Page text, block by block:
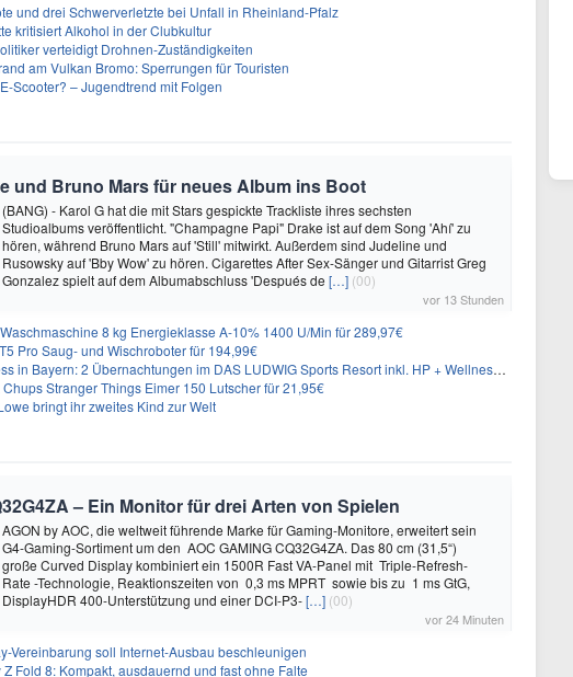
und drei Schwerverletzte bei Unfall in Rheinland-Pfalz
kritisiert Alkohol in der Clubkultur
verteidigt Drohnen-Zuständigkeiten
am Vulkan Bromo: Sperrungen für Touristen
Scooter? – Jugendtrend mit Folgen
und Bruno Mars für neues Album ins Boot
(BANG) - Karol G hat die mit Stars gespickte Trackliste ihres sechsten
Studioalbums veröffentlicht. "Champagne Papi" Drake ist auf dem Song 'Ahí' zu
hören, während Bruno Mars auf 'Still' mitwirkt. Außerdem sind Judeline und
Rusowsky auf 'Bby Wow' zu hören. Cigarettes After Sex-Sänger und Gitarrist Greg
Gonzalez spielt auf dem Albumabschluss 'Después de […] (00)
vor 13 Stunden
8 kg Energieklasse A-10% 1400 U/Min für 289,97€
Pro Saug- und Wischroboter für 194,99€
in Bayern: 2 Übernachtungen im DAS LUDWIG Sports Resort inkl. HP + Wellness ab 174€ p.P.
Stranger Things Eimer 150 Lutscher für 21,95€
bringt ihr zweites Kind zur Welt
– Ein Monitor für drei Arten von Spielen
AGON by AOC, die weltweit führende Marke für Gaming-Monitore, erweitert sein
G4-Gaming-Sortiment um den AOC GAMING CQ32G4ZA. Das 80 cm (31,5“)
große Curved Display kombiniert ein 1500R Fast VA-Panel mit Triple-Refresh-
Rate -Technologie, Reaktionszeiten von 0,3 ms MPRT sowie bis zu 1 ms GtG,
DisplayHDR 400-Unterstützung und einer DCI-P3-[…] (00)
vor 24 Minuten
Vereinbarung soll Internet-Ausbau beschleunigen
Z Fold 8: Kompakt, ausdauernd und fast ohne Falte